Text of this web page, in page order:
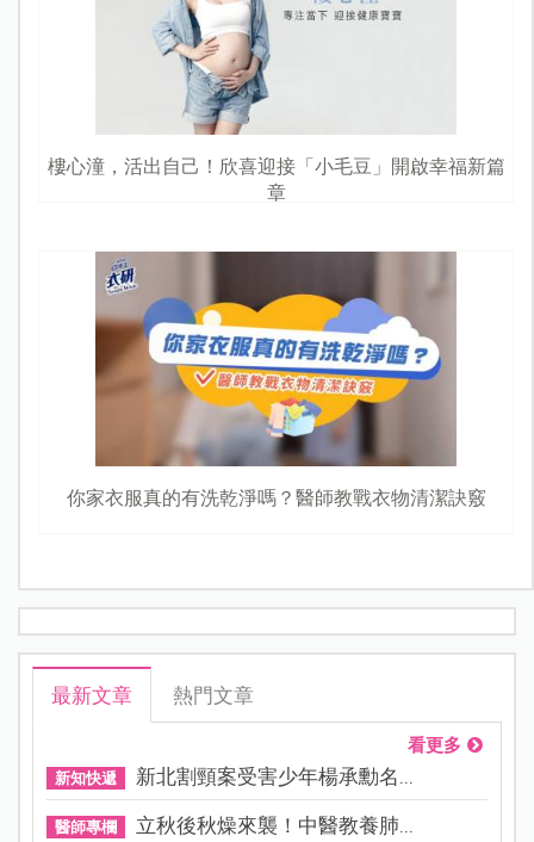
樓心潼，活出自己！欣喜迎接「小毛豆」開啟幸福新篇
章
你家衣服真的有洗乾淨嗎？醫師教戰衣物清潔訣竅
最新文章 熱門文章
看更多
新知快遞 新北割頸案受害少年楊承勳名...
醫師專欄 立秋後秋燥來襲！中醫教養肺...